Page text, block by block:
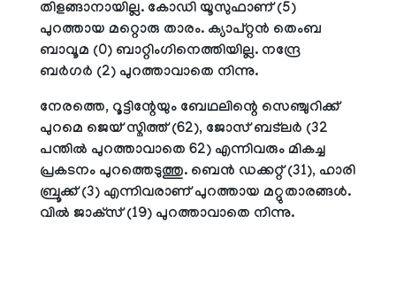
തിളങ്ങാനായില്ല. കോഡി യൂസുഫാണ് (5)
പുറത്തായ മറ്റൊരു താരം. ക്യാപ്റ്റന്‍ തെംബ
ബാവൂമ (0) ബാറ്റിംഗിനെത്തിയില്ല. നന്ദ്രേ
ബര്‍ഗര്‍ (2) പുറത്താവാതെ നിന്നു.
നേരത്തെ, റൂട്ടിന്റേയും ബേഥലിന്റെ സെഞ്ചുറിക്ക്
പുറമെ ജെയ് സ്മിത്ത് (62), ജോസ് ബട്‌ലര്‍ (32
പന്തില്‍ പുറത്താവാതെ 62) എന്നിവരും മികച്ച
പ്രകടനം പുറത്തെടുത്തു. ബെന്‍ ഡക്കറ്റ് (31), ഹാരി
ബ്രൂക്ക് (3) എന്നിവരാണ് പുറത്തായ മറ്റുതാരങ്ങള്‍.
വില്‍ ജാക്‌സ് (19) പുറത്താവാതെ നിന്നു.